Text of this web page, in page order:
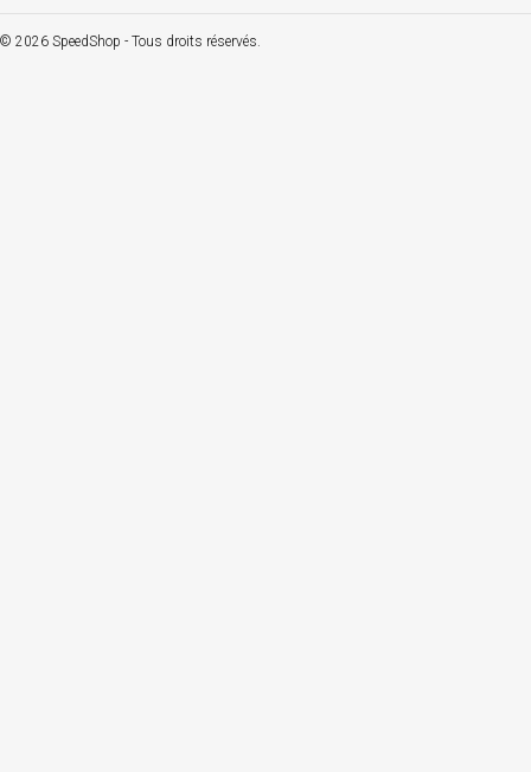
© 2026 SpeedShop - Tous droits réservés.